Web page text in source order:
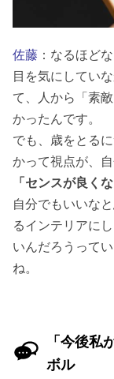
佐藤 ：なるほど
目を気にしてい
て、人から「素
かったんです。
でも、歳をとる
かって視点が、
「センスが良く
自分でもいいな
るインテリアに
いんだろうって
ね。
「今後私
ボル